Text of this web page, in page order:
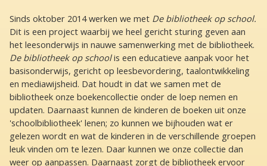
Sinds oktober 2014 werken we met De bibliotheek op school.
Dit is een project waarbij we heel gericht sturing geven aan
het leesonderwijs in nauwe samenwerking met de bibliotheek.
De bibliotheek op schoolis een educatieve aanpak voor het
basisonderwijs, gericht op leesbevordering, taalontwikkeling
en mediawijsheid. Dat houdt in dat we samen met de
bibliotheek onze boekencollectie onder de loep nemen en
updaten. Daarnaast kunnen de kinderen de boeken uit onze
'schoolbibliotheek' lenen; zo kunnen we bijhouden wat er
gelezen wordt en wat de kinderen in de verschillende groepen
leuk vinden om te lezen. Daar kunnen we onze collectie dan
weer op aanpassen. Daarnaast zorgt de bibliotheek ervoor